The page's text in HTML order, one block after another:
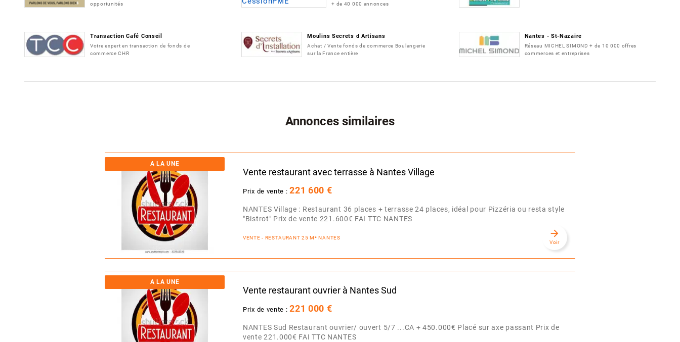
opportunités
+ de 40 000 annonces
Transaction Café Conseil
Votre expert en transaction de fonds de
commerce CHR
Moulins Secrets d Artisans
Achat / Vente fonds de commerce Boulangerie
sur la France entière
Nantes - St-Nazaire
Réseau MICHEL SIMOND + de 10 000 offres
commerces et entreprises
Annonces similaires
A LA UNE
Vente restaurant avec terrasse à Nantes Village
Prix de vente :221 600 €
NANTES Village : Restaurant 36 places + terrasse 24 places, idéal pour Pizzéria ou resta style
"Bistrot" Prix de vente 221.600€ FAI TTC NANTES
VENTE - RESTAURANT 25 M² NANTES arrow_forward
Voir
A LA UNE
Vente restaurant ouvrier à Nantes Sud
Prix de vente :221 000 €
NANTES Sud Restaurant ouvrier/ ouvert 5/7 ...CA + 450.000€ Placé sur axe passant Prix de
vente 221.000€ FAI TTC NANTES